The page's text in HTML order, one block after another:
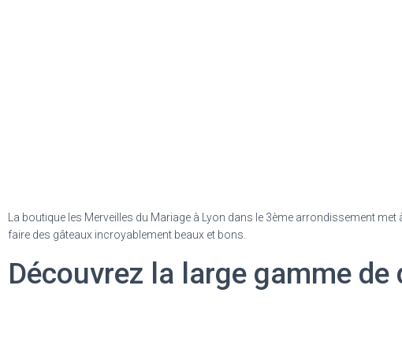
La boutique les Merveilles du Mariage à Lyon dans le 3ème arrondissement
faire des gâteaux incroyablement beaux et bons.
Découvrez la large gamme